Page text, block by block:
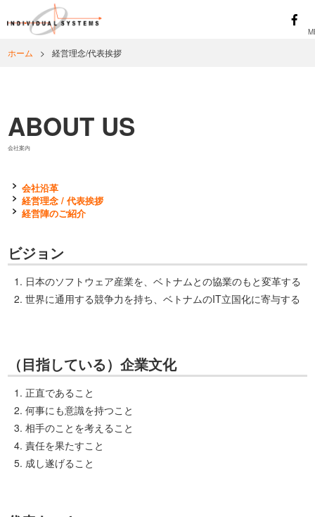
ホーム > 経営理念/代表挨拶
ABOUT US
会社案内
会社沿革
経営理念 / 代表挨拶
経営陣のご紹介
ビジョン
日本のソフトウェア産業を、ベトナムとの協業のもと変革する
世界に通用する競争力を持ち、ベトナムのIT立国化に寄与する
（目指している）企業文化
正直であること
何事にも意識を持つこと
相手のことを考えること
責任を果たすこと
成し遂げること